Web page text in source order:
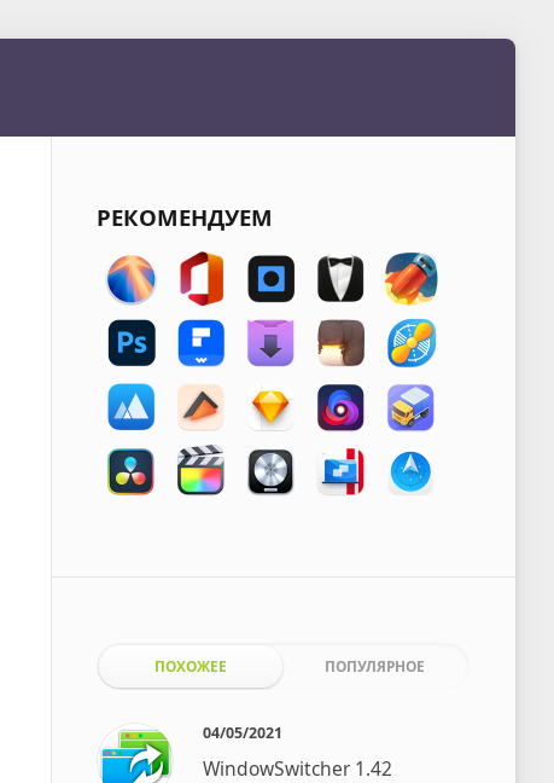
РЕКОМЕНДУЕМ
ПОХОЖЕЕ ПОПУЛЯРНОЕ
04/05/2021
WindowSwitcher 1.42